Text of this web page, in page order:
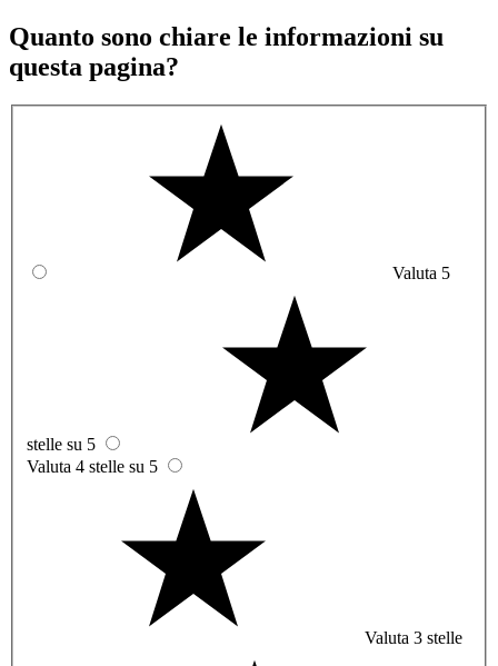
Quanto sono chiare le informazioni su
questa pagina?
Valuta 5
stelle su 5
Valuta 4 stelle su 5
Valuta 3 stelle